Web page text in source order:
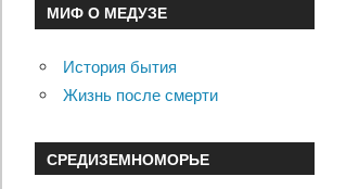
МИФ О МЕДУЗЕ
История бытия
Жизнь после смерти
СРЕДИЗЕМНОМОРЬЕ